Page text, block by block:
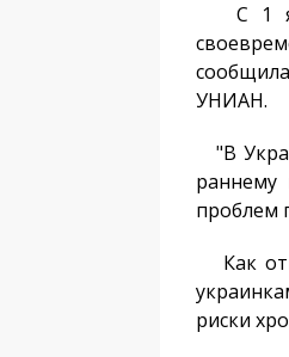
С 1
УНИАН.
"В
раннему
проблем
Как
риски